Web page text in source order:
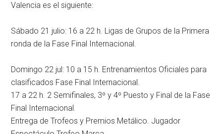
Valencia es el siguiente:
Sábado 21 julio: 16 a 22 h. Ligas de Grupos de la Primera
ronda de la Fase Final Internacional.
Domingo 22 jul: 10 a 15 h. Entrenamientos Oficiales para
clasificados Fase Final Internacional.
17 a 22 h. 2 Semifinales, 3º y 4º Puesto y Final de la Fase
Final Internacional.
Entrega de Trofeos y Premios Metálico. Jugador